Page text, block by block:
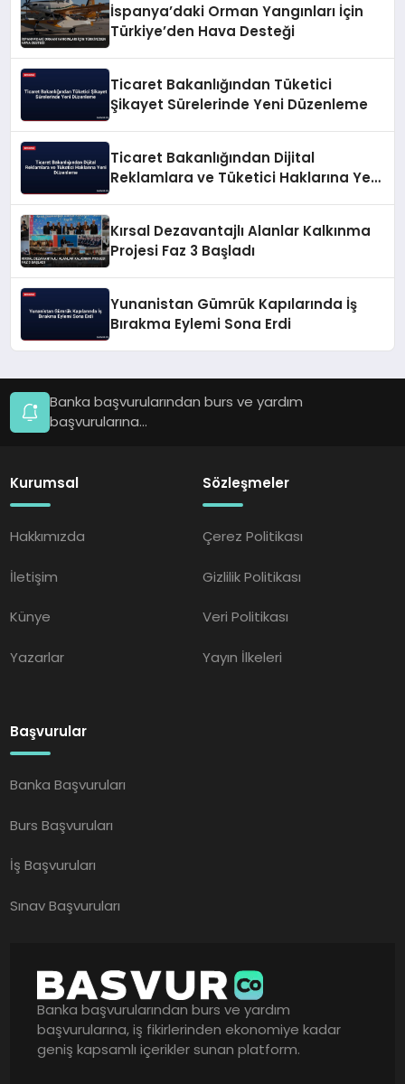
İspanya’daki Orman Yangınları İçin
Türkiye’den Hava Desteği
Ticaret Bakanlığından Tüketici
Şikayet Sürelerinde Yeni Düzenleme
Ticaret Bakanlığından Dijital
Reklamlara ve Tüketici Haklarına Yeni
Kırsal Dezavantajlı Alanlar Kalkınma
Projesi Faz 3 Başladı
Yunanistan Gümrük Kapılarında İş
Bırakma Eylemi Sona Erdi
Banka başvurularından burs ve yardım
başvurularına...
Kurumsal
Hakkımızda
İletişim
Künye
Yazarlar
Sözleşmeler
Çerez Politikası
Gizlilik Politikası
Veri Politikası
Yayın İlkeleri
Başvurular
Banka Başvuruları
Burs Başvuruları
İş Başvuruları
Sınav Başvuruları
Banka başvurularından burs ve yardım
başvurularına, iş fikirlerinden ekonomiye kadar
geniş kapsamlı içerikler sunan platform.